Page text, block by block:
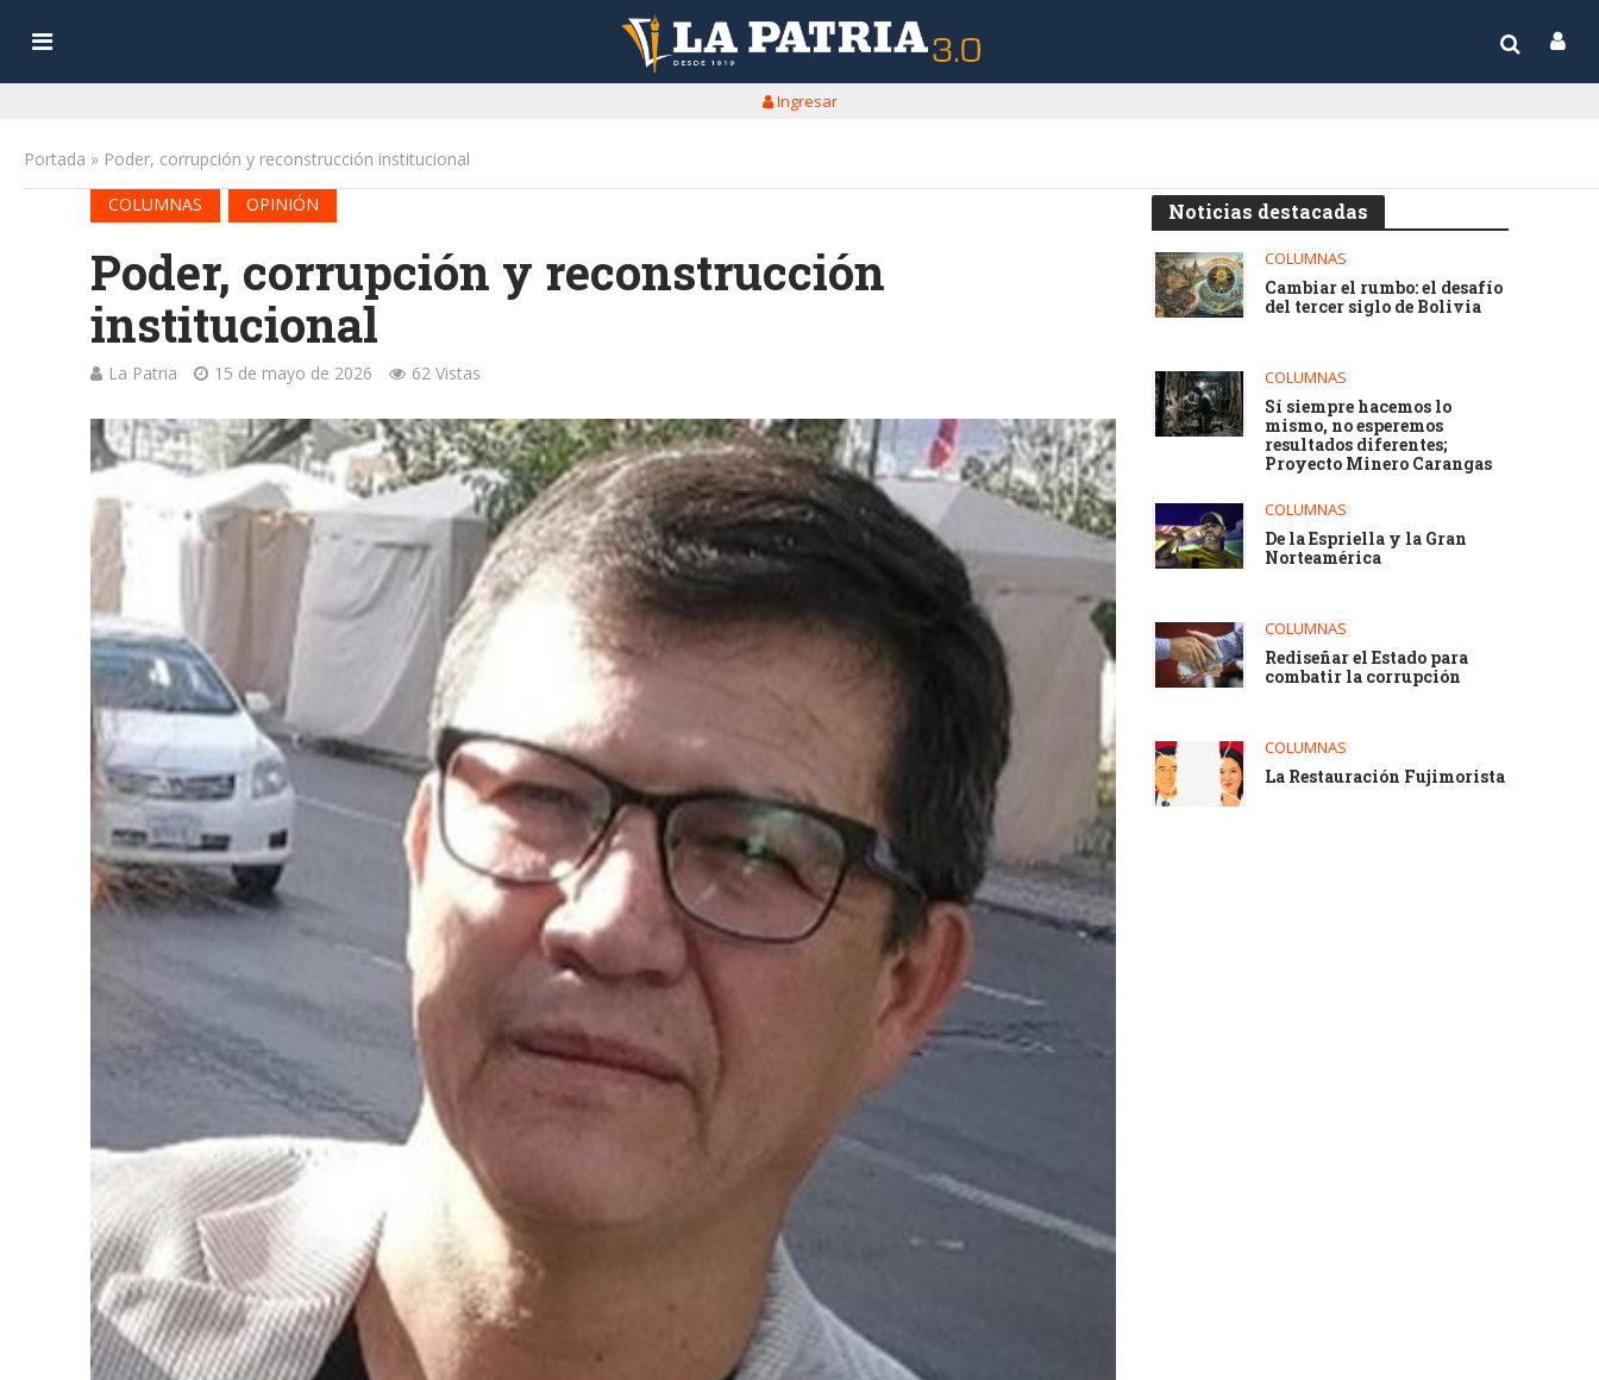
Ingresar
Portada » Poder, corrupción y reconstrucción institucional
COLUMNAS
OPINIÓN
Poder, corrupción y reconstrucción
institucional
La Patria 15 de mayo de 2026 62 Vistas
Noticias destacadas
COLUMNAS
Cambiar el rumbo: el desafío
del tercer siglo de Bolivia
COLUMNAS
Sí siempre hacemos lo
mismo, no esperemos
resultados diferentes;
Proyecto Minero Carangas
COLUMNAS
De la Espriella y la Gran
Norteamérica
COLUMNAS
Rediseñar el Estado para
combatir la corrupción
COLUMNAS
La Restauración Fujimorista